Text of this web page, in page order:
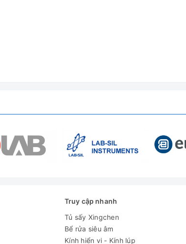
Truy cập nhanh
Tủ sấy Xingchen
Bể rửa siêu âm
Kính hiển vi - Kính lúp